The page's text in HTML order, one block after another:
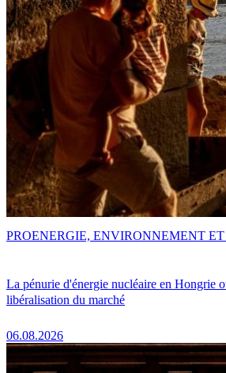
La pénurie d'énergie nucléaire en Hongrie
libéralisation du marché
06.08.2026
PROENERGIE, ENVIRONNEMENT